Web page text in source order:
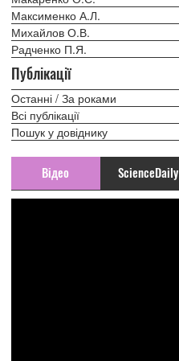
Максименко А.Л.
Михайлов О.В.
Радченко П.Я.
Публікації
Останні / За роками
Всі публікації
Пошук у довіднику
Відео ScienceDaily